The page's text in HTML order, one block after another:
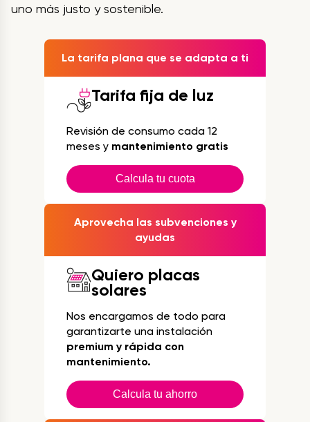
uno más justo y sostenible.
La tarifa plana que se adapta a ti
Tarifa fija de luz
Revisión de consumo cada 12
meses y mantenimiento gratis
Calcula tu cuota
Aprovecha las subvenciones y
ayudas
Quiero placas
solares
Nos encargamos de todo para
garantizarte una instalación
premium y rápida con
mantenimiento.
Calcula tu ahorro